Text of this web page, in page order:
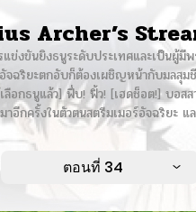
Archer’s
งขันยิงธนูระดับประเทศและเป็นผู้มี
ฉริยะตกอับก็ต้องเผชิญหน้ากับมลสุม
อกธนูแล้ว] ฟึ่บ! ฟิ้ว! [เฮดช็อต!] บอส
อีกครั้งในตัวตนสตรีมเมอร์อัจฉริยะ
ตอนที่ 34